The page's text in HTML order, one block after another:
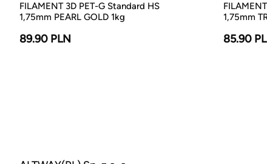
FILAMENT 3D PET-G Standard HS
1,75mm PEARL GOLD 1kg
89.90 PLN
1,75mm
85.90